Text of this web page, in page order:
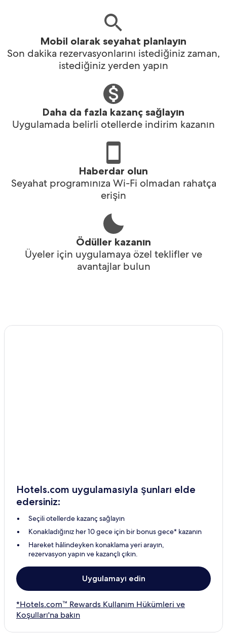
Mobil olarak seyahat planlayın
Son dakika rezervasyonlarını istediğiniz zaman,
istediğiniz yerden yapın
Daha da fazla kazanç sağlayın
Uygulamada belirli otellerde indirim kazanın
Haberdar olun
Seyahat programınıza Wi-Fi olmadan rahatça
erişin
Ödüller kazanın
Üyeler için uygulamaya özel teklifler ve
avantajlar bulun
Hotels.com uygulamasıyla şunları elde
edersiniz:
Seçili otellerde kazanç sağlayın
Konakladığınız her 10 gece için bir bonus gece* kazanın
Hareket hâlindeyken konaklama yeri arayın,
rezervasyon yapın ve kazançlı çıkın.
Uygulamayı edin
*Hotels.com™ Rewards Kullanım Hükümleri ve
Koşulları'na bakın